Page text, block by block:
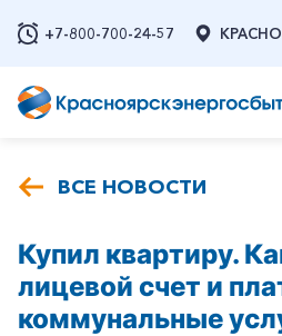
+7-800-700-24-57
ВСЕ НОВОСТИ
Купил квартиру.
лицевой счет и
коммунальные